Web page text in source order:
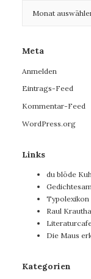
Meta
Anmelden
Eintrags-Feed
Kommentar-Feed
WordPress.org
Links
du blöde
Typolexikon
Raul
Die Maus
Kategorien